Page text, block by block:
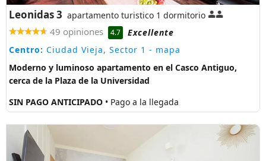
Leonidas 3 apartamento turistico 1 dormitorio
49 opiniones 4.7
Excellente
Centro: Ciudad Vieja, Sector 1 - mapa
Moderno y luminoso apartamento en el Casco Antiguo,
cerca de la Plaza de la Universidad
SIN PAGO ANTICIPADO • Pago a la llegada